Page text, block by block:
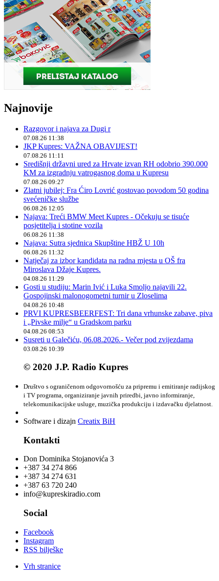
Najnovije
Razgovor i najava za Dugi r
07.08.26 11:38
JKP Kupres: VAŽNA OBAVIJEST!
07.08.26 11:11
Središnji državni ured za Hrvate izvan RH odobrio 390.000
KM za izgradnju vatrogasnog doma u Kupresu
07.08.26 09:27
Zlatni jubilej: Fra Ćiro Lovrić gostovao povodom 50 godina
svećeničke službe
06.08.26 12:05
Najava: Treći BMW Meet Kupres - Očekuju se tisuće
posjetitelja i stotine vozila
06.08.26 11:38
Najava: Sutra sjednica Skupštine HBŽ U 10h
06.08.26 11:32
Natječaj za izbor kandidata na radna mjesta u OŠ fra
Miroslava Džaje Kupres.
04.08.26 11:29
Gosti u studiju: Marin Ivić i Luka Smoljo najavili 22.
Gospojinski malonogometni turnir u Zloselima
04.08.26 10:48
PRVI KUPRESBEERFEST: Tri dana vrhunske zabave, piva
i „Pivske milje“ u Gradskom parku
04.08.26 08:53
Susreti u Galečiću, 06.08.2026.- Večer pod zvijezdama
03.08.26 10:39
© 2020 J.P. Radio Kupres
Društvo s ograničenom odgovornošću za pripremu i emitiranje radijskog
i TV programa, organiziranje javnih priredbi, javno informiranje,
telekomunikacijske usluge, muzička produkciju i izdavačku djelatnost.
Software i dizajn Creatix BiH
Kontakti
Don Dominika Stojanovića 3
+387 34 274 866
+387 34 274 631
+387 63 720 240
info@kupreskiradio.com
Social
Facebook
Instagram
RSS bilješke
Vrh stranice